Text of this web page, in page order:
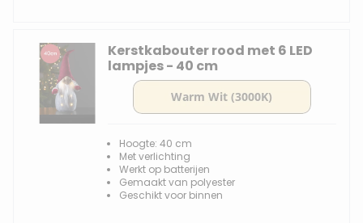
Kerstkabouter rood met 6 LED
lampjes - 40 cm
Hoogte: 40 cm
Met verlichting
Werkt op batterijen
Gemaakt van polyester
Geschikt voor binnen